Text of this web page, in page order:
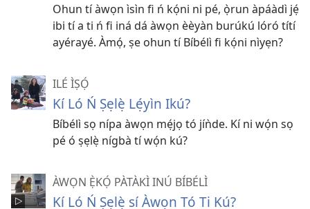
Ohun tí àwọn ìsìn fi ń kọ́ni ni pé, ọ̀run àpáàdì jẹ́
ibi tí a ti ń fi iná dá àwọn èèyàn burúkú lóró títí
ayérayé. Àmọ́, ṣe ohun tí Bíbélì fi kọ́ni nìyẹn?
ILÉ ÌṢỌ́
Kí Ló Ń Ṣẹlẹ̀ Lẹ́yìn Ikú?
Bíbélì sọ nípa àwọn mẹ́jọ tó jíǹde. Kí ni wọ́n sọ
pé ó ṣẹlẹ̀ nígbà tí wọ́n kú?
ÀWỌN Ẹ̀KỌ́ PÀTÀKÌ INÚ BÍBÉLÌ
Kí Ló Ń Ṣẹlẹ̀ sí Àwọn Tó Ti Kú?